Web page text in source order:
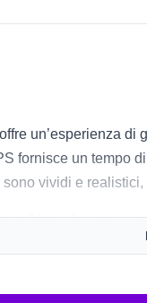
un’esperienza
fornisce un tempo
vividi e
il lag e lo screen
1.4, ti permettono